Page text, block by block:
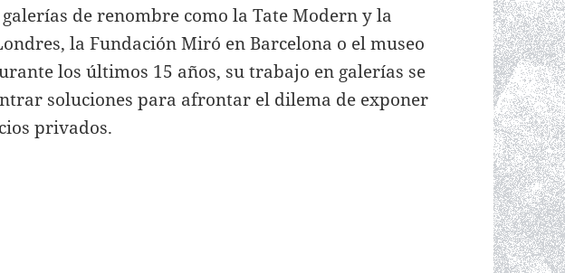
de renombre como la Tate Modern y la
la Fundación Miró en Barcelona o el museo
los últimos 15 años, su trabajo en galerías se
soluciones para afrontar el dilema de exponer
privados.